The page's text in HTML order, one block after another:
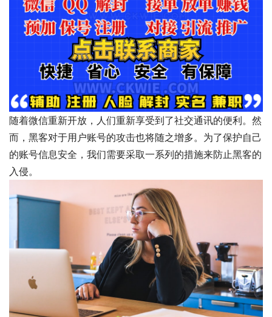
随着微信重新开放，人们重新享受到了社交通讯的便利。然
而，黑客对于用户账号的攻击也将随之增多。为了保护自己
的账号信息安全，我们需要采取一系列的措施来防止黑客的
入侵。